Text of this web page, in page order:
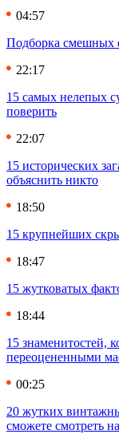
04:57
Подборка смешных
22:17
15 самых нелепых
поверить
22:07
15 исторических
объяснить никто
18:50
15 крупнейших
18:47
15 жутковатых
18:44
15 знаменитостей,
переоцененными
00:25
20 жутких
сможете смотреть